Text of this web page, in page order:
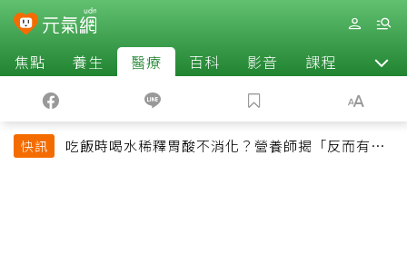
焦點 養生 醫療 百科 影音 課程 退休
快訊
吃飯時喝水稀釋胃酸不消化？營養師揭「反而有好